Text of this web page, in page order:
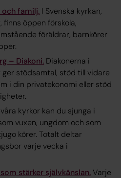
familj. I Svenska kyrkan,
finns öppen förskola,
föräldrar, barnkörer
– Diakoni. Diakonerna i
stödsamtal, stöd till vidare
i din privatekonomi eller stöd
kyrkor kan du sjunga i
vuxen, ungdom och som
körer. Totalt deltar
varje vecka i
stärker självkänslan. Varje